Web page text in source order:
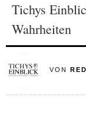
Tichys
Wahrheiten
VON